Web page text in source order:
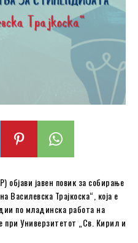
објави јавен повик за собирање
Василевска Трајкоска“, која е
по младинска работа на
при Универзитетот „Св. Кирил и